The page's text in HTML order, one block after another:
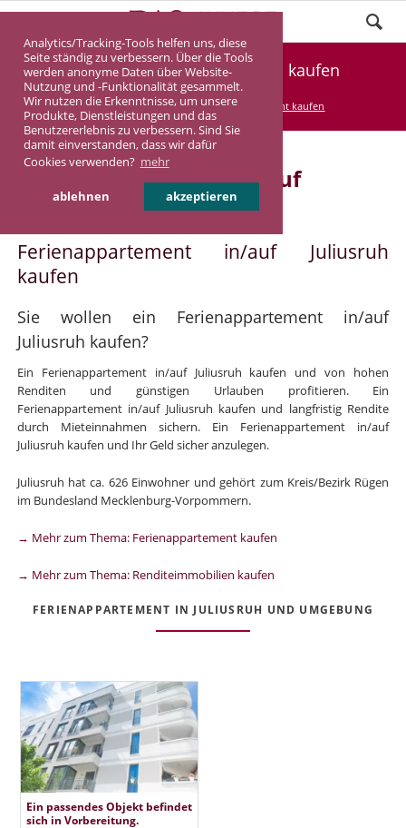
Analytics/Tracking-Tools helfen uns, diese
Seite ständig zu verbessern. Über die Tools
werden anonyme Daten über Website-
Nutzung und -Funktionalität gesammelt.
Wir nutzen die Erkenntnisse, um unsere
Produkte, Dienstleistungen und das
Benutzererlebnis zu verbessern. Sind Sie
damit einverstanden, dass wir dafür
Cookies verwenden? mehr
ablehnen akzeptieren
Ferienappartement Juliusruh kaufen
DASINVEST Service Ferienappartement kaufen
Ferienappartement in/auf
Juliusruh
Ferienappartement in/auf Juliusruh
kaufen
Sie wollen ein Ferienappartement in/auf
Juliusruh kaufen?
Ein Ferienappartement in/auf Juliusruh kaufen und von hohen
Renditen und günstigen Urlauben profitieren. Ein
Ferienappartement in/auf Juliusruh kaufen und langfristig Rendite
durch Mieteinnahmen sichern. Ein Ferienappartement in/auf
Juliusruh kaufen und Ihr Geld sicher anzulegen.
Juliusruh hat ca. 626 Einwohner und gehört zum Kreis/Bezirk Rügen
im Bundesland Mecklenburg-Vorpommern.
→ Mehr zum Thema: Ferienappartement kaufen
→ Mehr zum Thema: Renditeimmobilien kaufen
FERIENAPPARTEMENT IN JULIUSRUH UND UMGEBUNG
Ein passendes Objekt befindet
sich in Vorbereitung.